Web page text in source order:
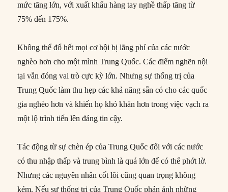
mức tăng lớn, với xuất khẩu hàng tay nghề thấp tăng từ
75% đến 175%.
Không thể đổ hết mọi cơ hội bị lãng phí của các nước
nghèo hơn cho một mình Trung Quốc. Các điểm nghẽn nội
tại vẫn đóng vai trò cực kỳ lớn. Nhưng sự thống trị của
Trung Quốc làm thu hẹp các khả năng sẵn có cho các quốc
gia nghèo hơn và khiến họ khó khăn hơn trong việc vạch ra
một lộ trình tiến lên đáng tin cậy.
Tác động từ sự chèn ép của Trung Quốc đối với các nước
có thu nhập thấp và trung bình là quá lớn để có thể phớt lờ.
Nhưng các nguyên nhân cốt lõi cũng quan trọng không
kém. Nếu sự thống trị của Trung Quốc phản ánh những